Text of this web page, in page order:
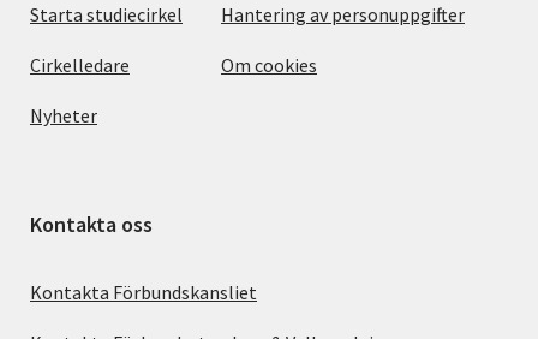
Starta studiecirkel
Cirkelledare
Nyheter
Hantering av personuppgifter
Om cookies
Kontakta oss
Kontakta Förbundskansliet